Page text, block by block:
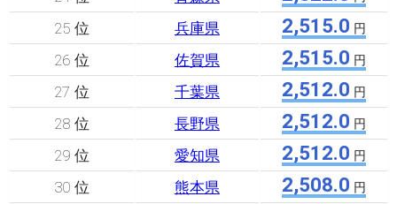
25 位 兵庫県 2,515.0 円
26 位 佐賀県 2,515.0 円
27 位 千葉県 2,512.0 円
28 位 長野県 2,512.0 円
29 位 愛知県 2,512.0 円
30 位 熊本県 2,508.0 円